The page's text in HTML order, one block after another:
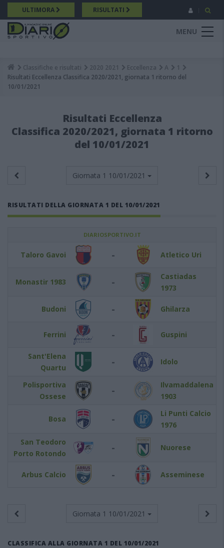
Salta
al
contenuto
principale
ULTIMORA RISULTATI
MENU
Breadcrumb
Classifiche e risultati 2020 2021 Eccellenza A
1
Risultati Eccellenza Classifica 2020/2021, giornata 1 ritorno del
10/01/2021
Risultati Eccellenza
Classifica 2020/2021, giornata 1 ritorno
del 10/01/2021
Giornata 1 10/01/2021
RISULTATI DELLA GIORNATA 1 DEL 10/01/2021
DIARIOSPORTIVO.IT
Taloro Gavoi - Atletico Uri
Monastir 1983 -
Castiadas
1973
Budoni - Ghilarza
Ferrini - Guspini
Sant'Elena
Quartu
- Idolo
Polisportiva
Ossese
-
Ilvamaddalena
1903
Bosa -
Li Punti Calcio
1976
San Teodoro
Porto Rotondo
- Nuorese
Arbus Calcio - Asseminese
Giornata 1 10/01/2021
CLASSIFICA ALLA GIORNATA 1 DEL 10/01/2021